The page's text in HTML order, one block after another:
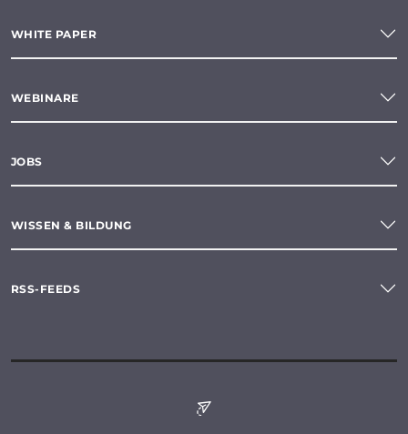
WHITE PAPER
WEBINARE
JOBS
WISSEN & BILDUNG
RSS-FEEDS